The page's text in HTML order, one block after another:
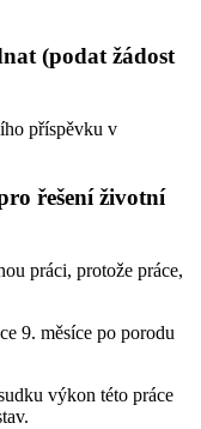
(podat žádost
příspěvku v
řešení životní
práci, protože práce,
9. měsíce po porodu
výkon této práce